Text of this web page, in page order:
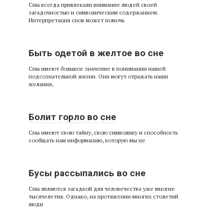
Сны всегда привлекали внимание людей своей
загадочностью и символическим содержанием.
Интерпретация снов может помочь
Быть одетой в желтое во сне
Сны имеют большое значение в понимании нашей
подсознательной жизни. Они могут отражать наши
желания,
Болит горло во сне
Сны имеют свою тайну, свою символику и способность
сообщать нам информацию, которую мы не
Бусы рассыпались во сне
Сны являются загадкой для человечества уже многие
тысячелетия. Однако, на протяжении многих столетий
люди